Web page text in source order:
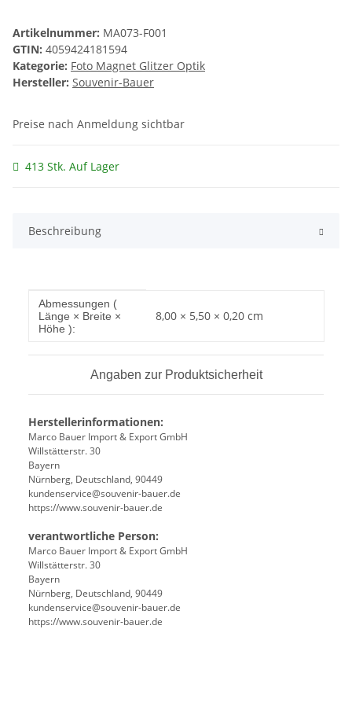
Artikelnummer: MA073-F001
GTIN: 4059424181594
Kategorie: Foto Magnet Glitzer Optik
Hersteller: Souvenir-Bauer
Preise nach Anmeldung sichtbar
413 Stk. Auf Lager
Beschreibung
Produkteigenschaft
Wert
Abmessungen (
Länge × Breite ×
Höhe ):
8,00 × 5,50 × 0,20 cm
Angaben zur Produktsicherheit
Herstellerinformationen:
Marco Bauer Import & Export GmbH
Willstätterstr. 30
Bayern
Nürnberg, Deutschland, 90449
kundenservice@souvenir-bauer.de
https://www.souvenir-bauer.de
verantwortliche Person:
Marco Bauer Import & Export GmbH
Willstätterstr. 30
Bayern
Nürnberg, Deutschland, 90449
kundenservice@souvenir-bauer.de
https://www.souvenir-bauer.de